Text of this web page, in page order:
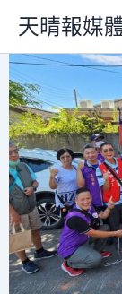
主
內
容
天晴報媒